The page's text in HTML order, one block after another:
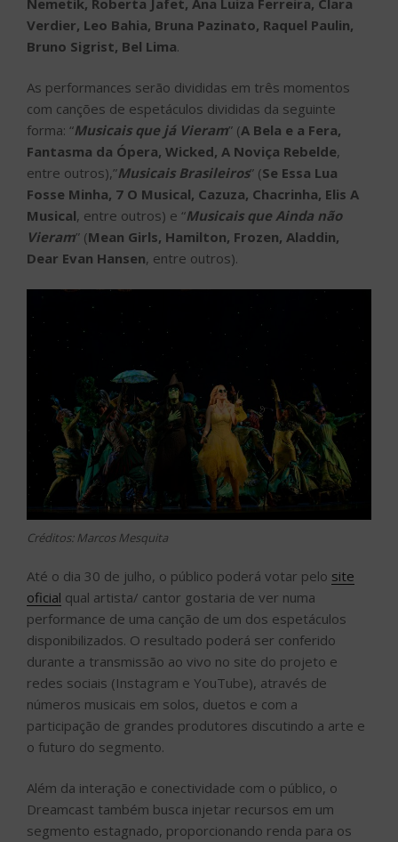
Verdier, Leo Bahia, Bruna Pazinato, Raquel Paulin,
Bruno Sigrist, Bel Lima.
As performances serão divididas em três momentos
com canções de espetáculos divididas da seguinte
forma: “Musicais que já Vieram” (A Bela e a Fera,
Fantasma da Ópera, Wicked, A Noviça Rebelde,
entre outros),”Musicais Brasileiros” (Se Essa Lua
Fosse Minha, 7 O Musical, Cazuza, Chacrinha, Elis A
Musical, entre outros) e “Musicais que Ainda não
Vieram” (Mean Girls, Hamilton, Frozen, Aladdin,
Dear Evan Hansen, entre outros).
Créditos: Marcos Mesquita
Até o dia 30 de julho, o público poderá votar pelo site
oficial qual artista/ cantor gostaria de ver numa
performance de uma canção de um dos espetáculos
disponibilizados. O resultado poderá ser conferido
durante a transmissão ao vivo no site do projeto e
redes sociais (Instagram e YouTube), através de
números musicais em solos, duetos e com a
participação de grandes produtores discutindo a arte e
o futuro do segmento.
Além da interação e conectividade com o público, o
Dreamcast também busca injetar recursos em um
segmento estagnado, proporcionando renda para os